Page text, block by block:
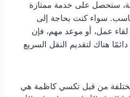
ستحصل على خدمة ممتازة
سواء كنت بحاجة إلى
لقاء عمل، أو موعد مهم، فإن
هناك لتقديم النقل السريع
من قبل تكسي كاظمة هي